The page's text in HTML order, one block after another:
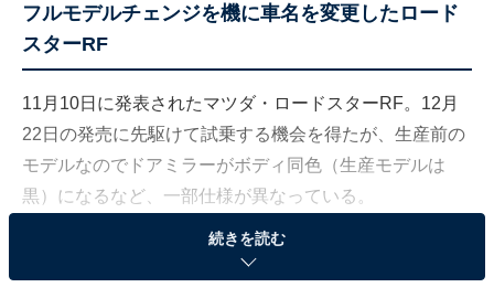
フルモデルチェンジを機に車名を変更したロード
スターRF
11月10日に発表されたマツダ・ロードスターRF。12月
22日の発売に先駆けて試乗する機会を得たが、生産前の
モデルなのでドアミラーがボディ同色（生産モデルは
黒）になるなど、一部仕様が異なっている。
続きを読む